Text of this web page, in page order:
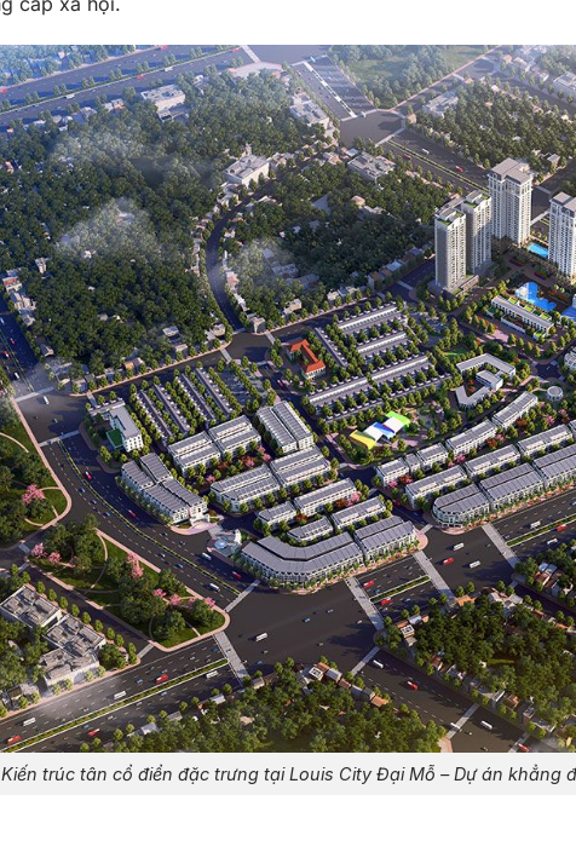
Kiến trúc tân cổ điển đặc trưng tại Louis City Đại Mỗ – Dự án khẳng